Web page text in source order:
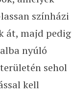
színházi
át, majd pedig
nyúló
sehol
kell